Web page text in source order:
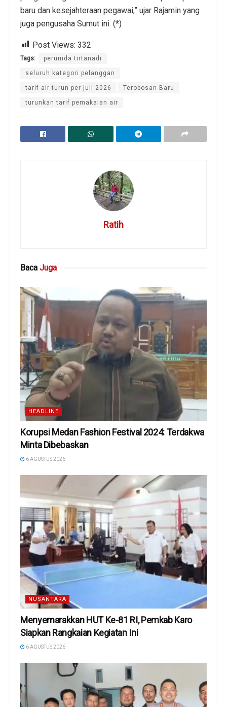
baru dan kesejahteraan pegawai,” ujar Rajamin yang
juga pengusaha Sumut ini. (*)
Post Views: 332
Tags: perumda tirtanadi
seluruh kategori pelanggan
tarif air turun per juli 2026 Terobosan Baru
turunkan tarif pemakaian air
Ratih
Baca Juga
HEADLINE
Korupsi Medan Fashion Festival 2024: Terdakwa
Minta Dibebaskan
6 AGUSTUS 2026
NUSANTARA
Menyemarakkan HUT Ke-81 RI, Pemkab Karo
Siapkan Rangkaian Kegiatan Ini
6 AGUSTUS 2026